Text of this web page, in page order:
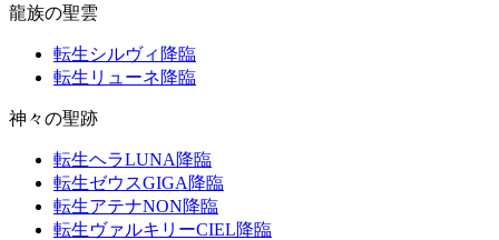
龍族の聖雲
転生シルヴィ降臨
転生リューネ降臨
神々の聖跡
転生ヘラLUNA降臨
転生ゼウスGIGA降臨
転生アテナNON降臨
転生ヴァルキリーCIEL降臨